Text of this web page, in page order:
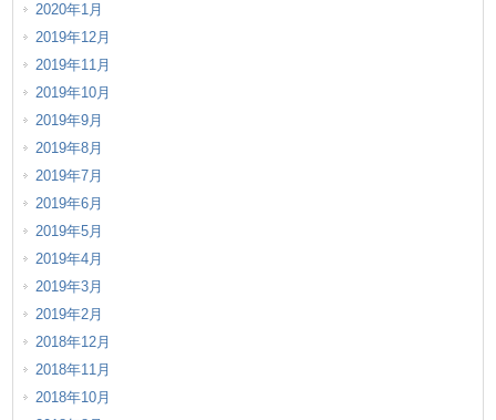
2020年1月
2019年12月
2019年11月
2019年10月
2019年9月
2019年8月
2019年7月
2019年6月
2019年5月
2019年4月
2019年3月
2019年2月
2018年12月
2018年11月
2018年10月